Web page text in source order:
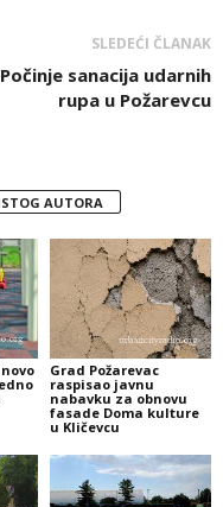
SLEDEĆI ČLANAK
Počinje sanacija udarnih
rupa u Požarevcu
AUTORA
Grad Požarevac
raspisao javnu
nabavku za obnovu
fasade Doma kulture
u Kličevcu